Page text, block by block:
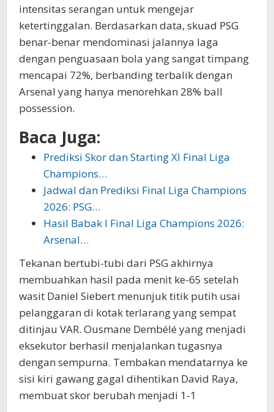
intensitas serangan untuk mengejar
ketertinggalan. Berdasarkan data, skuad PSG
benar-benar mendominasi jalannya laga
dengan penguasaan bola yang sangat timpang
mencapai 72%, berbanding terbalik dengan
Arsenal yang hanya menorehkan 28% ball
possession.
Baca Juga:
Prediksi Skor dan Starting XI Final Liga
Champions…
Jadwal dan Prediksi Final Liga Champions
2026: PSG…
Hasil Babak I Final Liga Champions 2026:
Arsenal…
Tekanan bertubi-tubi dari PSG akhirnya
membuahkan hasil pada menit ke-65 setelah
wasit Daniel Siebert menunjuk titik putih usai
pelanggaran di kotak terlarang yang sempat
ditinjau VAR. Ousmane Dembélé yang menjadi
eksekutor berhasil menjalankan tugasnya
dengan sempurna. Tembakan mendatarnya ke
sisi kiri gawang gagal dihentikan David Raya,
membuat skor berubah menjadi 1-1